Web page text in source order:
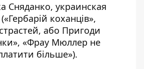
Сняданко, украинская
коханців»,
або Пригоди
«Фрау Мюллер не
більше»).